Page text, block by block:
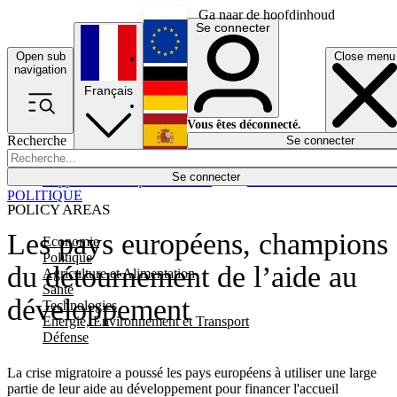
Ga naar de hoofdinhoud
Open sub
navigation
Close menu
Recherche
Se connecter
POLICY AREAS
Economie
Politique
Agriculture et Alimentation
Santé
Technologies
Energie, Environnement et Transport
Défense
Économie
Français
English
Deutsch
Español
Se connecter
Vous êtes déconnecté.
Se connecter
Les pays européens, champions
du détournement de l’aide au
développement
La crise migratoire a poussé les pays européens à utiliser une large
partie de leur aide au développement pour financer l'accueil
POLITIQUE